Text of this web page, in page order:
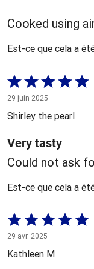
Cooked using
Est-ce que cela a
Coté
5 sur
5
29 juin 2025
Shirley the pearl
Very tasty
Could not ask
Est-ce que cela a
Coté
5 sur
5
29 avr. 2025
Kathleen M